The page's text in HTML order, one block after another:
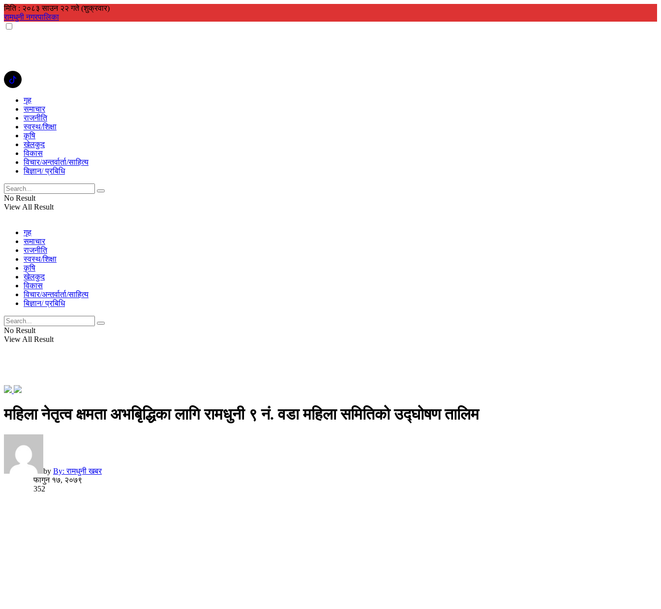
मिति : २०८३ साउन २२ गते (शुक्रवार)
रामधुनी नगरपालिका
गृह
समाचार
राजनीति
स्वस्थ/शिक्षा
कृषि
खेलकुद
विकास
विचार/अन्तर्वार्ता/साहित्य
बिज्ञान/ प्रबिधि
No Result
View All Result
गृह
समाचार
राजनीति
स्वस्थ/शिक्षा
कृषि
खेलकुद
विकास
विचार/अन्तर्वार्ता/साहित्य
बिज्ञान/ प्रबिधि
No Result
View All Result
महिला नेतृत्व क्षमता अभबिृद्धिका लागि रामधुनी ९ नं. वडा महिला समितिको उद्घोषण तालिम
by By: रामधुनी खबर
फागुन १७, २०७९
352